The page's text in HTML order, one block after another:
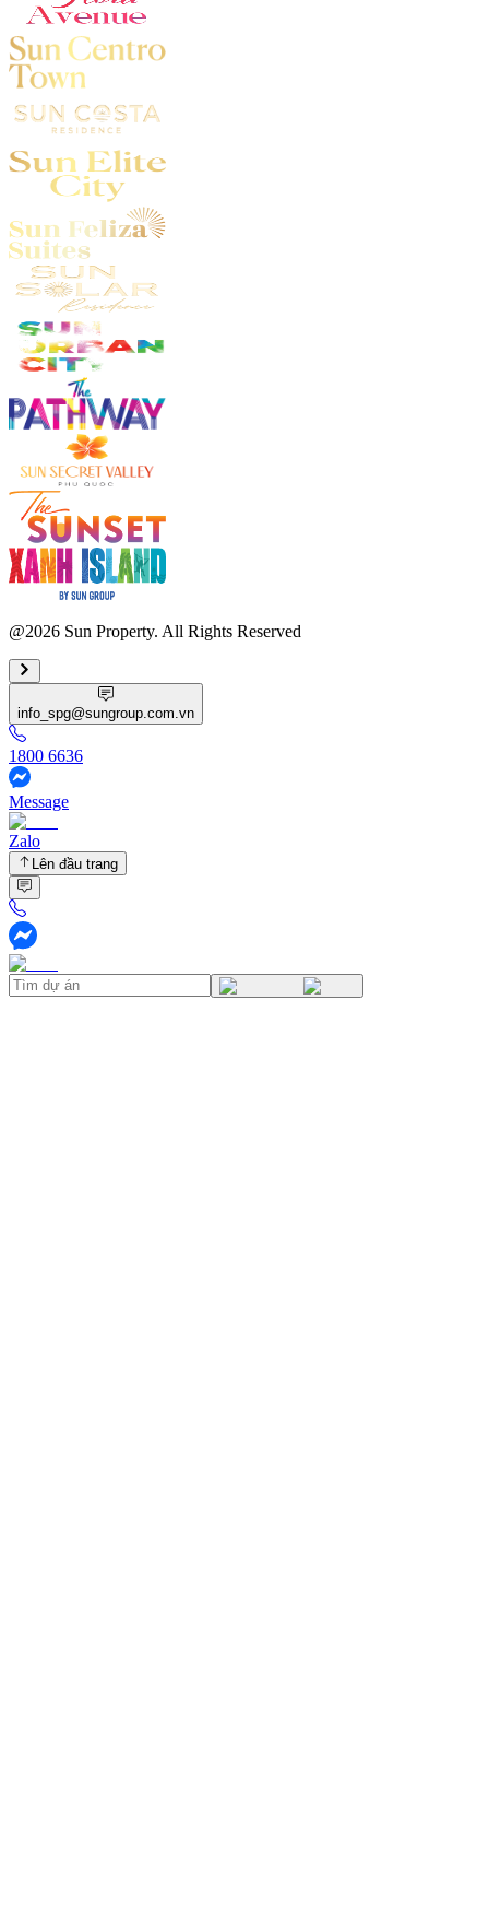
@2026 Sun Property. All Rights Reserved
info_spg@sungroup.com.vn
1800 6636
Message
Zalo
Lên đầu trang